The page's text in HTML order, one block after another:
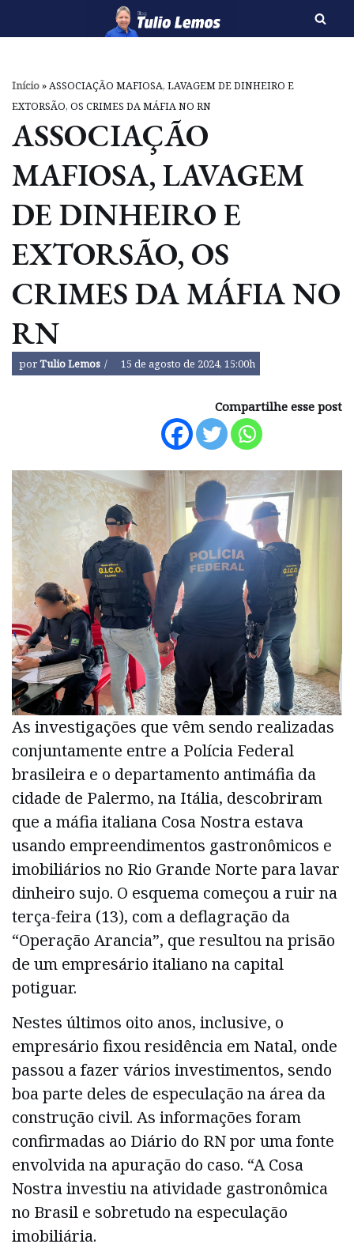
o
conteúdo
Início»ASSOCIAÇÃO MAFIOSA, LAVAGEM DE DINHEIRO E
EXTORSÃO, OS CRIMES DA MÁFIA NO RN
ASSOCIAÇÃO
MAFIOSA, LAVAGEM
DE DINHEIRO E
EXTORSÃO, OS
CRIMES DA MÁFIA NO
RN
porTulio Lemos 15 de agosto de 2024, 15:00h
Compartilhe esse post
As investigações que vêm sendo realizadas
conjuntamente entre a Polícia Federal
brasileira e o departamento antimáfia da
cidade de Palermo, na Itália, descobriram
que a máfia italiana Cosa Nostra estava
usando empreendimentos gastronômicos e
imobiliários no Rio Grande Norte para lavar
dinheiro sujo. O esquema começou a ruir na
terça-feira (13), com a deflagração da
“Operação Arancia”, que resultou na prisão
de um empresário italiano na capital
potiguar.
Nestes últimos oito anos, inclusive, o
empresário fixou residência em Natal, onde
passou a fazer vários investimentos, sendo
boa parte deles de especulação na área da
construção civil. As informações foram
confirmadas ao Diário do RN por uma fonte
envolvida na apuração do caso. “A Cosa
Nostra investiu na atividade gastronômica
no Brasil e sobretudo na especulação
imobiliária.